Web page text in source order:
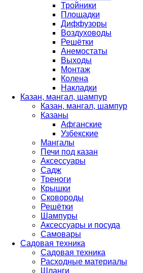
Тройники
Площадки
Диффузоры
Воздуховоды
Решётки
Анемостаты
Выходы
Монтаж
Колена
Накладки
Казан, мангал, шампур
Казан, мангал, шампур
Казаны
Афганские
Узбекские
Мангалы
Печи под казан
Аксессуары
Садж
Треноги
Крышки
Сковороды
Решётки
Шампуры
Аксессуары и посуда
Самовары
Садовая техника
Садовая техника
Расходные материалы
Шланги